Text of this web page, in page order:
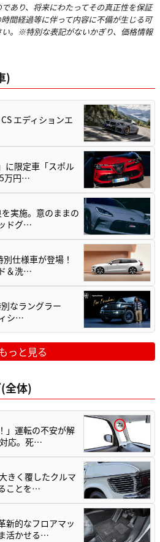
あり、将来にわたってその真正性を保証
間経過等に伴って内容に不備が生じる可
。※特別な表記がないかぎり、価格情報
)
エディションエ
に限定車「スポル
万円…
実施。意のままの
ドグ…
仕様車が登場！
＆洗…
なラングラー
シ…
っと見る
全体)
」運転の不安が解
応。死…
きく覆したクルマ
ことを…
新的なフロアマッ
活かせる…